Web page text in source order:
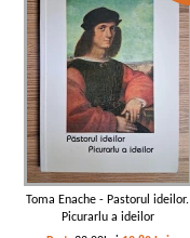
Toma Enache - Pastorul ideilor.
Picurarlu a ideilor